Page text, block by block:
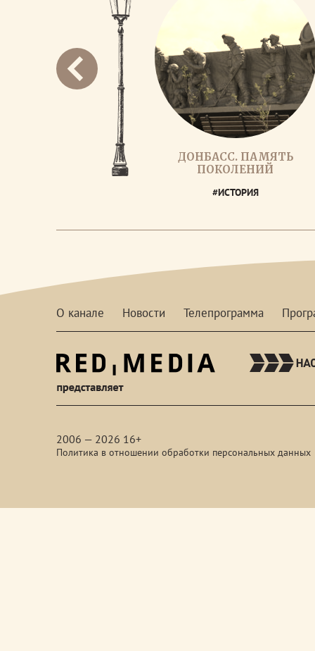
ДОНБАСС. ПАМЯТЬ
ПОКОЛЕНИЙ
#ИСТОРИЯ
О канале Новости Телепрограмма
2006 — 2026 16+
Политика в отношении обработки персональных данных